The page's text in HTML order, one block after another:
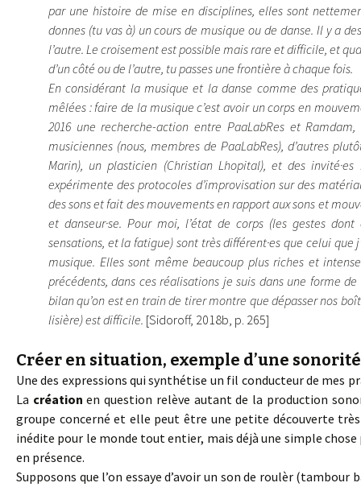
par une histoire de mise en disciplines, elles sont
donnes (tu vas à) un cours de musique ou de danse. Il y a
l’autre. Le croisement est possible mais rare et difficile, et
d’un côté ou de l’autre, tu passes une frontière à chaque fois.
En considérant la musique et la danse comme des
mêlées : faire de la musique c’est avoir un corps en
2016 une recherche-action entre PaaLabRes et
musiciennes (nous, membres de PaaLabRes), d’autres
Marin), un plasticien (Christian Lhopital), et des
expérimente des protocoles d’improvisation sur des
des sons et fait des mouvements en rapport aux sons et
et danseur·se. Pour moi, l’état de corps (les gestes
sensations, et la fatigue) sont très différent·es que celui
musique. Elles sont même beaucoup plus riches et
précédents, dans ces réalisations je suis dans une forme
bilan qu’on est en train de tirer montre que dépasser nos
lisière) est difficile. [Sidoroff, 2018b, p. 265]
Créer en situation, exemple d’une
Une des expressions qui synthétise un fil conducteur de mes
La création en question relève autant de la production
groupe concerné et elle peut être une petite découverte
inédite pour le monde tout entier, mais déjà une simple
en présence.
Supposons que l’on essaye d’avoir un son de roulèr